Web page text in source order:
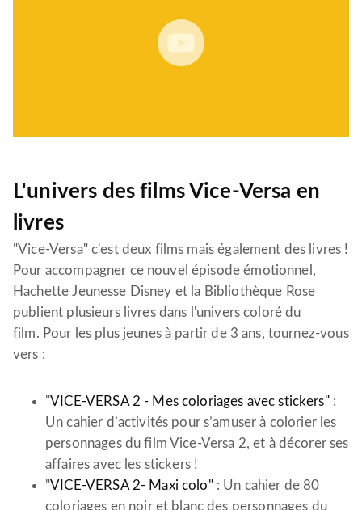
L'univers des films Vice-Versa en
livres
"Vice-Versa" c'est deux films mais également des livres !
Pour accompagner ce nouvel épisode émotionnel,
Hachette Jeunesse Disney et la Bibliothèque Rose
publient plusieurs livres dans l'univers coloré du
film. Pour les plus jeunes à partir de 3 ans, tournez-vous
vers :
"VICE-VERSA 2 - Mes coloriages avec stickers":
Un cahier d’activités pour s’amuser à colorier les
personnages du film Vice-Versa 2, et à décorer ses
affaires avec les stickers !
"VICE-VERSA 2- Maxi colo": Un cahier de 80
coloriages en noir et blanc des personnages du